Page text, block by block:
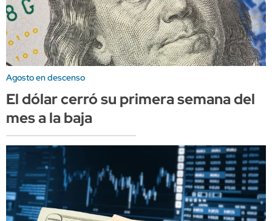
Agosto en descenso
El dólar cerró su primera semana del
mes a la baja